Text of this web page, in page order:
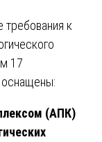
к
17
(АПК)